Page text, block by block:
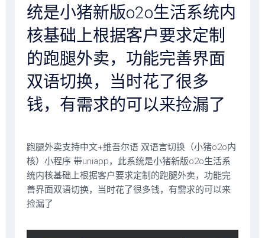
统是小猪新版o2o生活系统内
核基础上根据客户要求定制
的跑腿外卖，功能完善界面
双语切换，当时花了很多
钱，有需求的可以来捡漏了
跑腿外卖支持中文+维吾尔语 双语言切换（小猪o2o内
核）小程序 带uniapp，此系统是小猪新版o2o生活系
统内核基础上根据客户要求定制的跑腿外卖，功能完
善界面双语切换，当时花了很多钱，有需求的可以来
捡漏了